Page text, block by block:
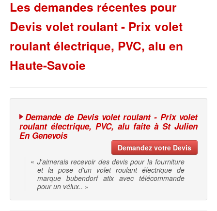
Les demandes récentes pour
Devis volet roulant - Prix volet
roulant électrique, PVC, alu en
Haute-Savoie
Demande de Devis volet roulant - Prix volet
roulant électrique, PVC, alu faite à St Julien
En Genevois
Demandez votre Devis
« J'aimerais recevoir des devis pour la fourniture
et la pose d'un volet roulant électrique de
marque bubendorf atix avec télécommande
pour un vélux.. »